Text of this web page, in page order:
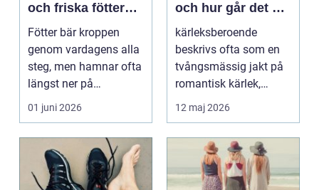
och friska fötter
året runt
Fötter bär kroppen
genom vardagens alla
steg, men hamnar ofta
längst ner på
prioriteringslistan.
Mån...
01 juni 2026
och hur går det att
bryta mönstret?
kärleksberoende
beskrivs ofta som en
tvångsmässig jakt på
romantisk kärlek,
närhet eller
bekräftelse...
12 maj 2026